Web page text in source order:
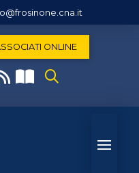
ONLINE